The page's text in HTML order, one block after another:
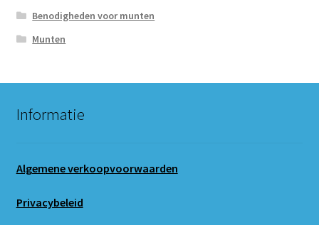
Benodigheden voor munten
Munten
Informatie
Algemene verkoopvoorwaarden
Privacybeleid